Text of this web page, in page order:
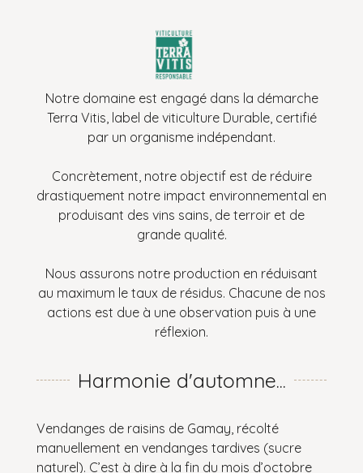
Notre domaine est engagé dans la démarche
Terra Vitis, label de viticulture Durable, certifié
par un organisme indépendant.
Concrètement, notre objectif est de réduire
drastiquement notre impact environnemental en
produisant des vins sains, de terroir et de
grande qualité.
Nous assurons notre production en réduisant
au maximum le taux de résidus. Chacune de nos
actions est due à une observation puis à une
réflexion.
Harmonie d'automne...
Vendanges de raisins de Gamay, récolté
manuellement en vendanges tardives (sucre
naturel). C’est à dire à la fin du mois d’octobre